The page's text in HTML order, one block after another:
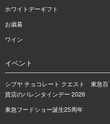
ホワイトデーギフト
お歳暮
ワイン
イベント
シブヤ チョコレート クエスト 東急百
貨店のバレンタインデー 2026
東急フードショー誕生25周年